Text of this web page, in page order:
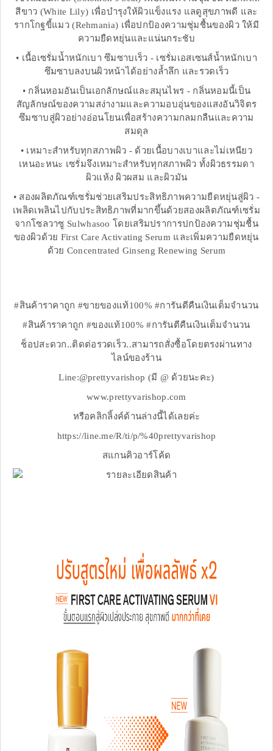
สีขาว (White Lily) เพื่อบำรุงให้ผิวแข็งแรง แลดูสุขภาพดี และ
รากโกฐขี้แมว (Rehmania) เพื่อปกป้องความชุ่มชื้นของผิว ให้มี
ความยืดหยุ่นและแน่นกระชับ
• เนื้อเซรั่มน้ำหนักเบา ซึมซาบเร็ว - เซรั่มเอสเซนส์น้ำหนักเบา
ซึมซาบลงบนผิวหน้าได้อย่างล้ำลึก และรวดเร็ว
• กลิ่นหอมอันเป็นเอกลักษณ์และสมุนไพร - กลิ่นหอมนี้เป็น
สัญลักษณ์ของความสง่างามและความอบอุ่นของแสงอันวิจิตร
ซึมซาบสู่ผิวอย่างอ่อนโยนเพื่อสร้างความกลมกลืนและความ
สมดุล
• เหมาะสำหรับทุกสภาพผิว - ด้วยเนื้อบางเบาและไม่เหนียว
เหนอะหนะ เซรั่มจึงเหมาะสำหรับทุกสภาพผิว ทั้งผิวธรรมดา
ผิวแห้ง ผิวผสม และผิวมัน
• สองผลิตภัณฑ์เซรั่มช่วยเสริมประสิทธิภาพความยืดหยุ่นสู่ผิว -
เพลิดเพลินไปกับประสิทธิภาพที่มากขึ้นด้วยสองผลิตภัณฑ์เซรั่ม
จากโซลวาซู Sulwhasoo โดยเสริมปราการปกป้องความชุ่มชื้น
ของผิวด้วย First Care Activating Serum และเพิ่มความยืดหยุ่น
ด้วย Concentrated Ginseng Renewing Serum
#สินค้าราคาถูก #ขายของแท้100% #การันตีคืนเงินเต็มจำนวน
#สินค้าราคาถูก #ของแท้100% #การันตีคืนเงินเต็มจำนวน
ช็อปสะดวก..ติดต่อรวดเร็ว..สามารถสั่งซื้อโดยตรงผ่านทาง
ไลน์ของร้าน
Line:@prettyvarishop (มี @ ด้วยนะคะ)
www.prettyvarishop.com
หรือคลิกลิ้งค์ด้านล่างนี้ได้เลยค่ะ
https://line.me/R/ti/p/%40prettyvarishop
สแกนคิวอาร์โค้ด